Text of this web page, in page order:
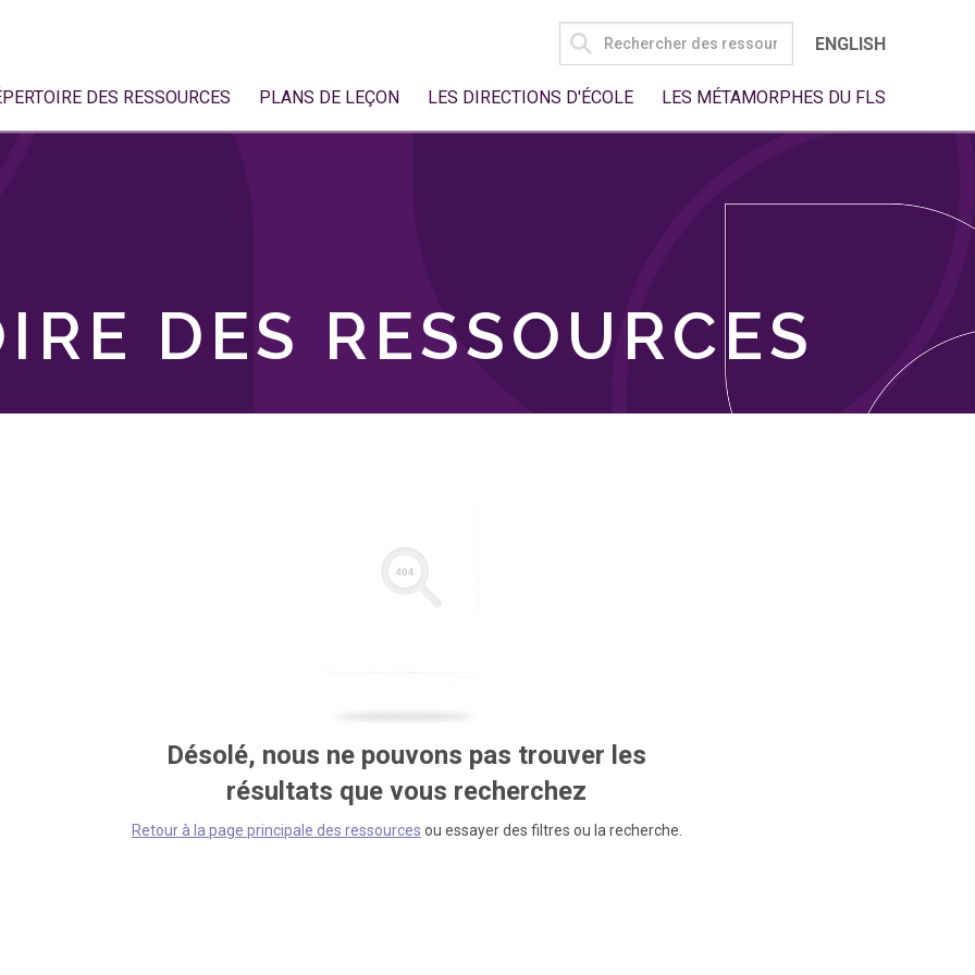
SEARCH
FOR:
ENGLISH
DES RESSOURCES PLANS DE LEÇON LES DIRECTIONS D'ÉCOLE LES MÉTAMORPHES DU FLS
DES RESSOURCES
Désolé, nous ne pouvons pas trouver les
résultats que vous recherchez
Retour à la page principale des ressources ou essayer des filtres ou la recherche.